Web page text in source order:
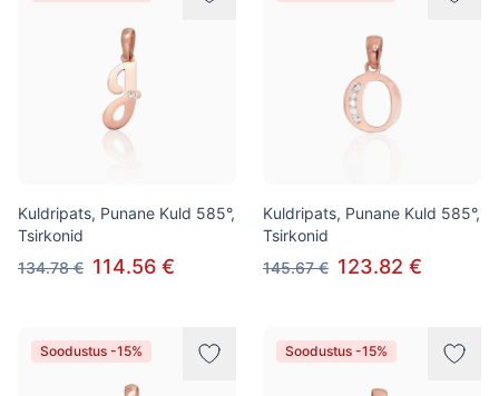
Kuldripats, Punane Kuld 585°,
Tsirkonid
134.78 € 114.56 €
Kuldripats, Punane Kuld 585°,
Tsirkonid
145.67 € 123.82 €
Soodustus -15% Soodustus -15%